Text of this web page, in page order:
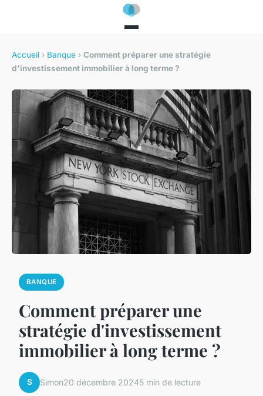
Accueil › Banque › Comment préparer une stratégie
d'investissement immobilier à long terme ?
BANQUE
Comment préparer une
stratégie d'investissement
immobilier à long terme ?
S Simon20 décembre 20245 min de lecture